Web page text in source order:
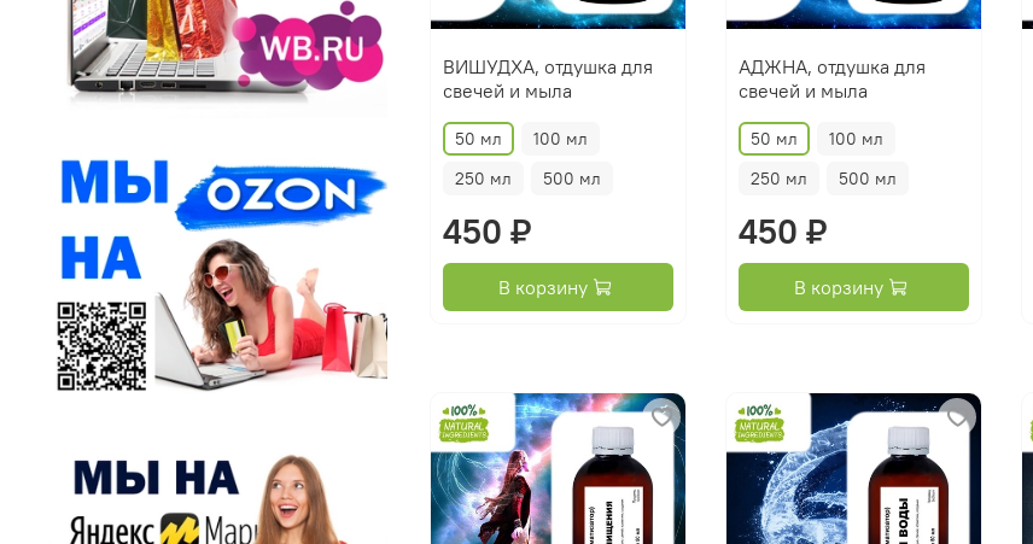
ВИШУДХА, отдушка для
свечей и мыла
50 мл
100 мл
250 мл
500 мл
450 ₽
В корзину
АДЖНА, отдушка для
свечей и мыла
50 мл
100 мл
250 мл
500 мл
450 ₽
В корзину